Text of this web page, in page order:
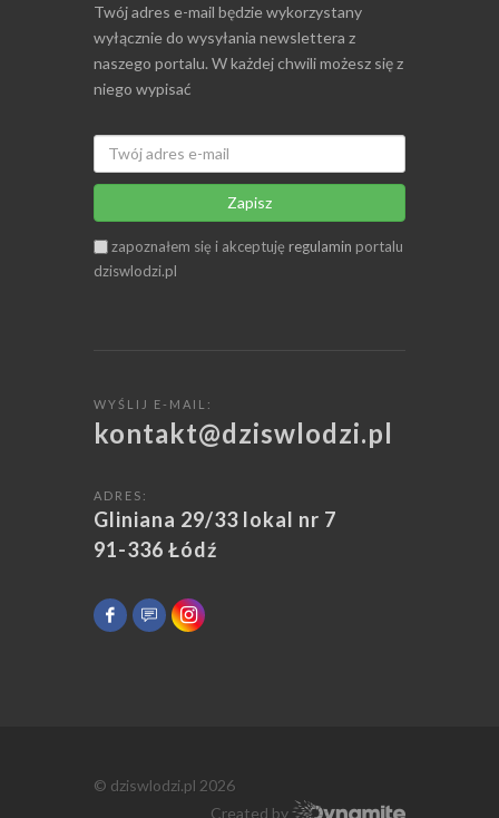
Twój adres e-mail będzie wykorzystany
wyłącznie do wysyłania newslettera z
naszego portalu. W każdej chwili możesz się z
niego wypisać
Zapisz
zapoznałem się i akceptuję regulamin portalu
dziswlodzi.pl
WYŚLIJ E-MAIL:
kontakt@dziswlodzi.pl
ADRES:
Gliniana 29/33 lokal nr 7
91-336 Łódź
© dziswlodzi.pl 2026
Created by